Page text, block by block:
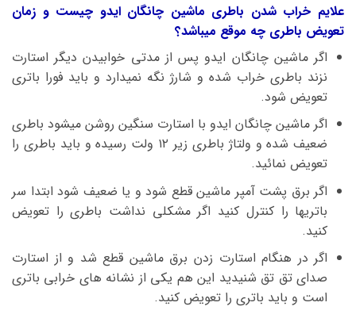
علایم خراب شدن باطری ماشین چانگان ایدو چیست و زمان
تعویض باطری چه موقع میباشد؟
اگر ماشین چانگان ایدو پس از مدتی خوابیدن دیگر استارت
نزند باطری خراب شده و شارژ نگه نمیدارد و باید فورا باتری
تعویض شود.
اگر ماشین چانگان ایدو با استارت سنگین روشن میشود باطری
ضعیف شده و ولتاژ باطری زیر ۱۲ ولت رسیده و باید باطری را
تعویض نمائید.
اگر برق پشت آمپر ماشین قطع شود و یا ضعیف شود ابتدا سر
باتریها را کنترل کنید اگر مشکلی نداشت باطری را تعویض
کنید.
اگر در هنگام استارت زدن برق ماشین قطع شد و از استارت
صدای تق تق شنیدید این هم یکی از نشانه های خرابی باتری
است و باید باتری را تعویض کنید.